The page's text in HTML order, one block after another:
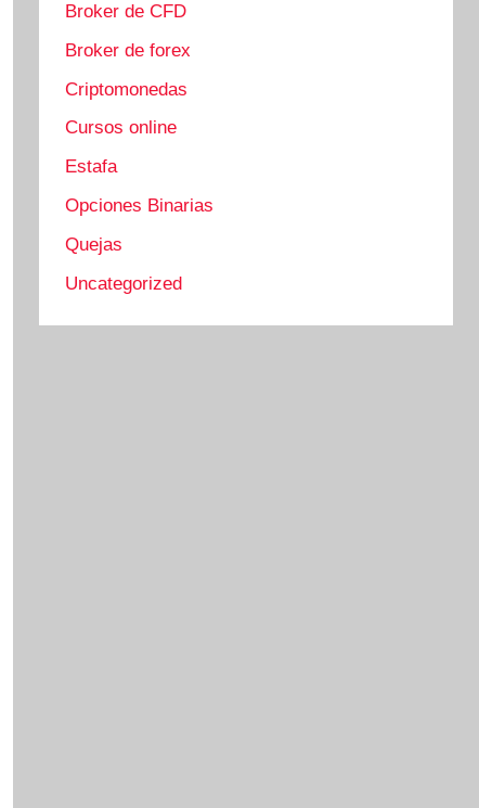
Broker de CFD
Broker de forex
Criptomonedas
Cursos online
Estafa
Opciones Binarias
Quejas
Uncategorized